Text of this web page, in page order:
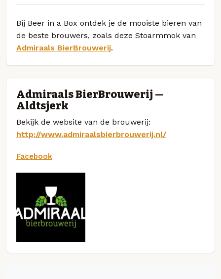
Bij Beer in a Box ontdek je de mooiste bieren van
de beste brouwers, zoals deze Stoarmmok van
Admiraals BierBrouwerij.
Admiraals BierBrouwerij —
Aldtsjerk
Bekijk de website van de brouwerij:
http://www.admiraalsbierbrouwerij.nl/
Facebook